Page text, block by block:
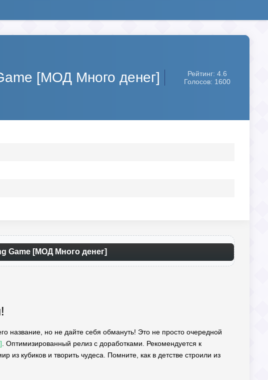
[МОД Много денег]
Рейтинг: 4.6
Голосов: 1600
Game [МОД Много денег]
название, но не дайте себя обмануть! Это не просто очередной
. Оптимизированный релиз с доработками. Рекомендуется к
кубиков и творить чудеса. Помните, как в детстве строили из